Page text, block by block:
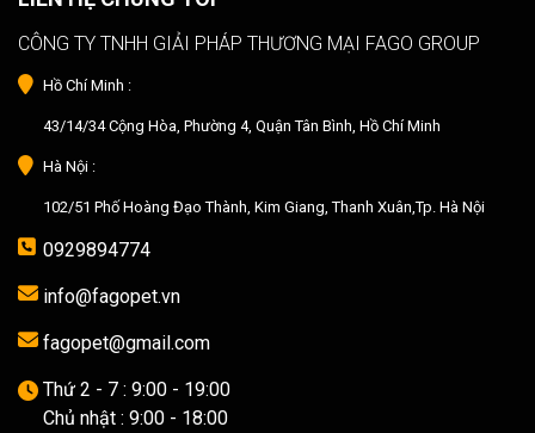
CÔNG TY TNHH GIẢI PHÁP THƯƠNG MẠI FAGO GROUP
Hồ Chí Minh :
43/14/34 Cộng Hòa, Phường 4, Quận Tân Bình, Hồ Chí Minh
Hà Nội :
102/51 Phố Hoàng Đạo Thành, Kim Giang, Thanh Xuân,Tp. Hà Nội
0929894774
info@fagopet.vn
fagopet@gmail.com
Thứ 2 - 7 : 9:00 - 19:00
Chủ nhật : 9:00 - 18:00